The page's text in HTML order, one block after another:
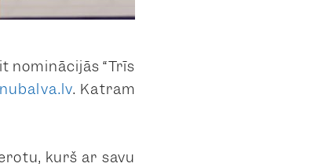
nominācijās “Trīs
. Katram
kurš ar savu